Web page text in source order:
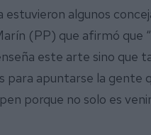
algunos
(PP) que afirmó que
este arte sino que
para apuntarse la gente
porque no solo es